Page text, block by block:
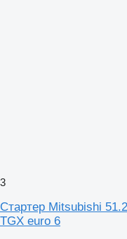
3
Стартер Mitsubishi
TGX euro 6